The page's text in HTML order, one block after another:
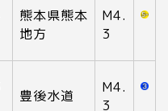
熊本県熊本
地方
M4.
3
豊後水道
M4.
3